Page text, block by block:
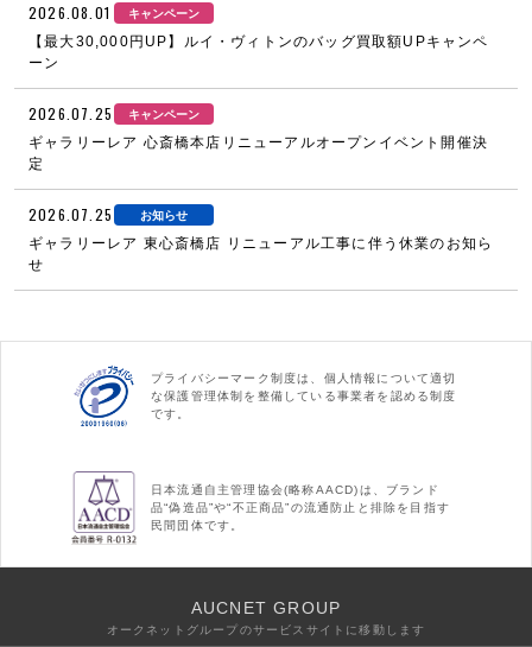
2026.08.01 キャンペーン
【最大30,000円UP】ルイ・ヴィトンのバッグ買取額UPキャンペ
ーン
2026.07.25 キャンペーン
ギャラリーレア 心斎橋本店リニューアルオープンイベント開催決
定
2026.07.25 お知らせ
ギャラリーレア 東心斎橋店 リニューアル工事に伴う休業のお知ら
せ
プライバシーマーク制度は、個人情報について適切
な保護管理体制を整備している事業者を認める制度
です。
日本流通自主管理協会(略称AACD)は、ブランド
品“偽造品”や“不正商品”の流通防止と排除を目指す
民間団体です。
AUCNET GROUP
オークネットグループのサービスサイトに移動します